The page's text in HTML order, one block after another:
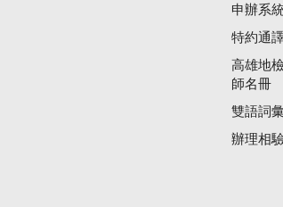
申辦系
特約通
高雄地
師名冊
雙語詞
辦理相